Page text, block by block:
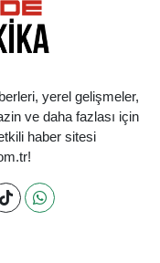
yerel gelişmeler,
ve daha fazlası için
haber sitesi